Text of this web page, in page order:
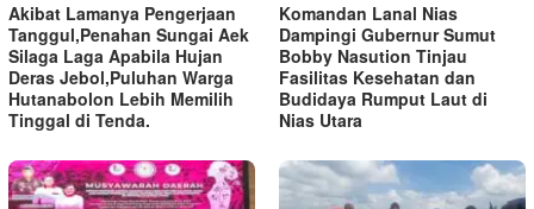
Akibat Lamanya Pengerjaan
Tanggul,Penahan Sungai Aek
Silaga Laga Apabila Hujan
Deras Jebol,Puluhan Warga
Hutanabolon Lebih Memilih
Tinggal di Tenda.
Komandan Lanal Nias
Dampingi Gubernur Sumut
Bobby Nasution Tinjau
Fasilitas Kesehatan dan
Budidaya Rumput Laut di
Nias Utara